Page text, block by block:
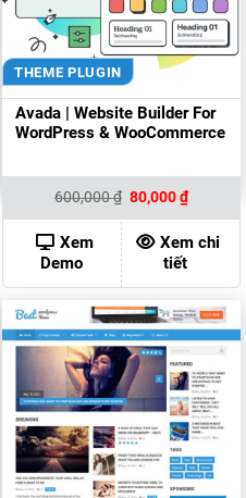
THEME PLUGIN
Avada | Website Builder For
WordPress & WooCommerce
600,000₫ Giá
gốc
là:
600,000 ₫.
80,000₫Giá
hiện
tại
là:
80,000
Xem
Demo
Xem chi
tiết